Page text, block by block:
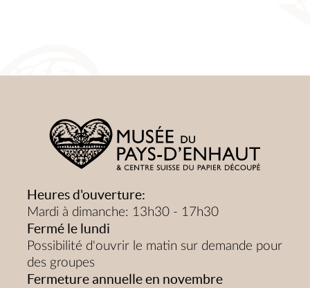
Heures d'ouverture:
Mardi à dimanche: 13h30 - 17h30
Fermé le lundi
Possibilité d'ouvrir le matin sur demande pour
des groupes
Fermeture annuelle en novembre